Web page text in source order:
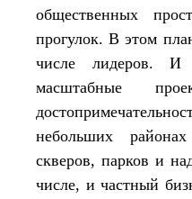
общественных
прогулок. В этом
числе лидеров.
масштабные
небольших районах
скверов, парков и
числе, и частный